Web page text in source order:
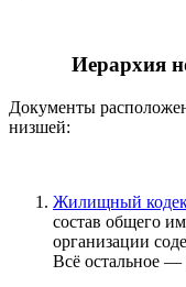
Иерархия
Документы
низшей:
Жилищный
состав общего
организации
Всё остальное —